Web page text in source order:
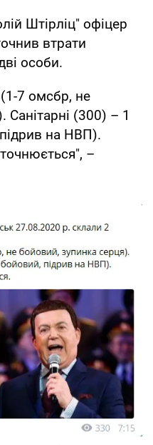
Штірліц" офіцер
втрати
особи.
7 омсбр, не
Санітарні (300) – 1
на НВП).
–